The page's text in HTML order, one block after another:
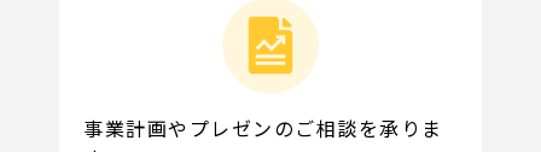
事業計画やプレゼンのご相談を承りま